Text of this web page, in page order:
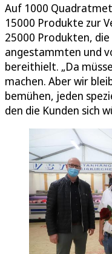
Auf 1000
15000 Produkte zur
25000 Produkten,
angestammten und
bereithielt. „Da
machen. Aber wir
bemühen, jeden
den die Kunden sich